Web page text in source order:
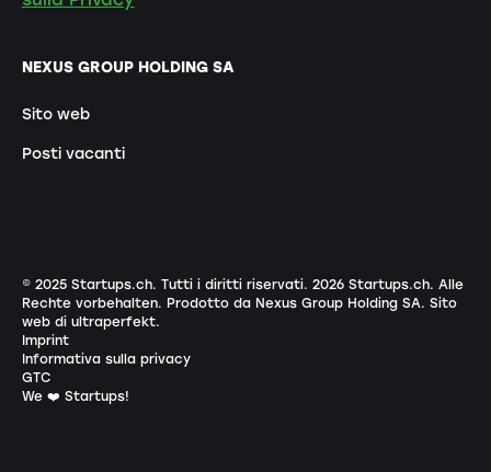
NEXUS GROUP HOLDING SA
Sito web
Posti vacanti
© 2025 Startups.ch. Tutti i diritti riservati. 2026Startups.ch. Alle
Rechte vorbehalten. Prodotto da Nexus Group Holding SA. Sito
web di ultraperfekt.
Imprint
Informativa sulla privacy
GTC
We ❤️ Startups!